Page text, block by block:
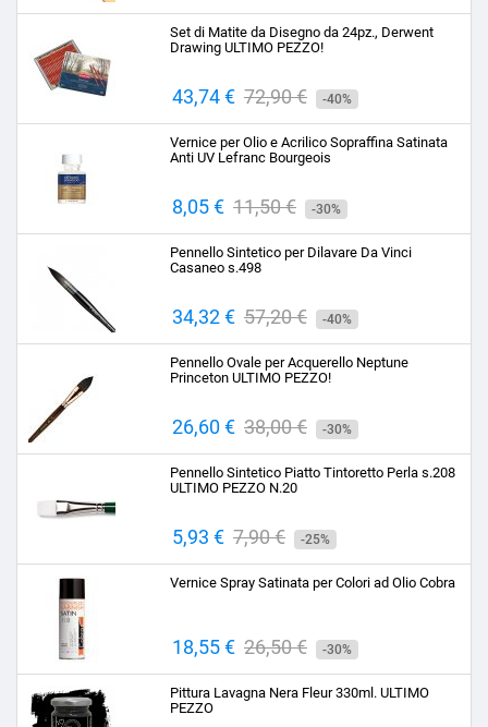
base
Set di Matite da Disegno da 24pz., Derwent
Drawing ULTIMO PEZZO!
Prezzo
43,74 € Prezzo
base
72,90 € -40%
Vernice per Olio e Acrilico Sopraffina Satinata
Anti UV Lefranc Bourgeois
Prezzo
8,05 € Prezzo
base
11,50 € -30%
Pennello Sintetico per Dilavare Da Vinci
Casaneo s.498
Prezzo
34,32 € Prezzo
base
57,20 € -40%
Pennello Ovale per Acquerello Neptune
Princeton ULTIMO PEZZO!
Prezzo
26,60 € Prezzo
base
38,00 € -30%
Pennello Sintetico Piatto Tintoretto Perla s.208
ULTIMO PEZZO N.20
Prezzo
5,93 € Prezzo
base
7,90 € -25%
Vernice Spray Satinata per Colori ad Olio Cobra
Prezzo
18,55 € Prezzo
base
26,50 € -30%
Pittura Lavagna Nera Fleur 330ml. ULTIMO
PEZZO